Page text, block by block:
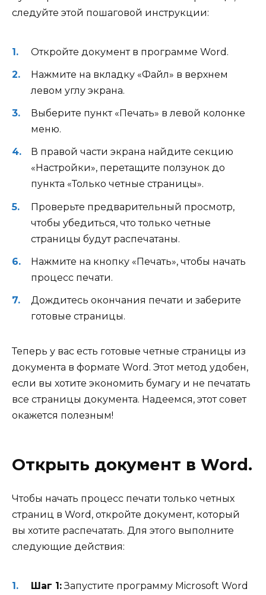
следуйте этой пошаговой инструкции:
Откройте документ в программе Word.
Нажмите на вкладку «Файл» в верхнем
левом углу экрана.
Выберите пункт «Печать» в левой колонке
меню.
В правой части экрана найдите секцию
«Настройки», перетащите ползунок до
пункта «Только четные страницы».
Проверьте предварительный просмотр,
чтобы убедиться, что только четные
страницы будут распечатаны.
Нажмите на кнопку «Печать», чтобы начать
процесс печати.
Дождитесь окончания печати и заберите
готовые страницы.
Теперь у вас есть готовые четные страницы из
документа в формате Word. Этот метод удобен,
если вы хотите экономить бумагу и не печатать
все страницы документа. Надеемся, этот совет
окажется полезным!
Открыть документ в Word.
Чтобы начать процесс печати только четных
страниц в Word, откройте документ, который
вы хотите распечатать. Для этого выполните
следующие действия:
Шаг 1:Запустите программу Microsoft Word